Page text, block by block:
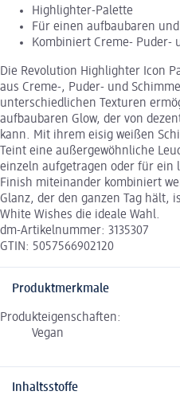
Highlighter-Palette
Für einen aufbaubaren
Kombiniert Creme- Puder-
Die Revolution Highlighter Icon
aus Creme-, Puder- und
unterschiedlichen Texturen
aufbaubaren Glow, der von
kann. Mit ihrem eisig weißen
Teint eine außergewöhnliche
einzeln aufgetragen oder für ein
Finish miteinander kombiniert
Glanz, der den ganzen Tag hält,
White Wishes die ideale Wahl.
dm-Artikelnummer: 3135307
GTIN: 5057566902120
Produktmerkmale
Produkteigenschaften:
Vegan
Inhaltsstoffe